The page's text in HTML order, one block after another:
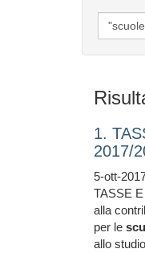
1.
2017/
5-ott-
TASSE
alla
per le
allo